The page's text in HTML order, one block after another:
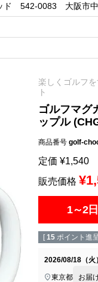
ド 542-0083 大阪市
楽しくゴルフ
ト
ゴルフマグ
ップル
商品番号 golf-
定価 ¥1,540
販売価格 ¥
1～2
[ 15 ポイント進
2026/08/18（火）
東京都 お届